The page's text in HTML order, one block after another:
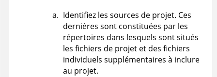
Identifiez les sources de projet. Ces
dernières sont constituées par les
répertoires dans lesquels sont situés
les fichiers de projet et des fichiers
individuels supplémentaires à inclure
au projet.